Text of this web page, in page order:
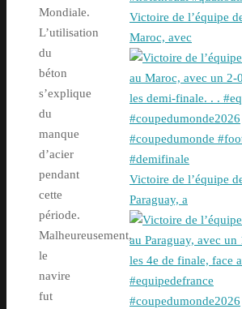
Mondiale.
L’utilisation
du
béton
s’explique
du
manque
d’acier
pendant
cette
période.
Malheureusement,
le
navire
fut
Victoire de l’équipe
Maroc, avec
Victoire de l’équipe
Paraguay, a